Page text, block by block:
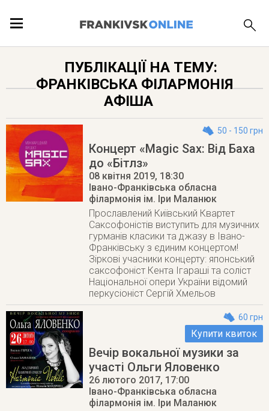
ЛОКАЦІЇ
ПУБЛІКАЦІЇ
ПУБЛІКАЦІЇ НА ТЕМУ:
ФРАНКІВСЬКА ФІЛАРМОНІЯ
АФІША
50 - 150 грн
Концерт «Magic Sax: Від Баха
до «Бітлз»
08 квітня 2019, 18:30
Івано-Франківська обласна
філармонія ім. Іри Маланюк
Прославлений Київський Квартет
Саксофоністів виступить для музичних
гурманів класики та джазу в Івано-
Франківську з єдиним концертом!
Зіркові учасники концерту: японський
саксофоніст Кента Ігараші та соліст
Національної опери України відомий
перкусіоніст Сергій Хмельов
60 грн
Купити квиток
Вечір вокальної музики за
участі Ольги Яловенко
26 лютого 2017, 17:00
Івано-Франківська обласна
філармонія ім. Іри Маланюк